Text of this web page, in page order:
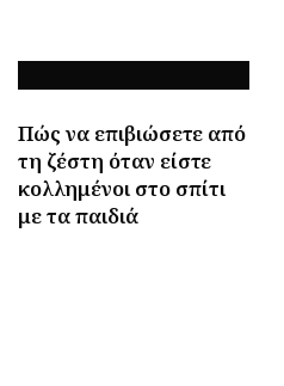
Πώς να επιβιώσετε από
τη ζέστη όταν είστε
κολλημένοι στο σπίτι
με τα παιδιά